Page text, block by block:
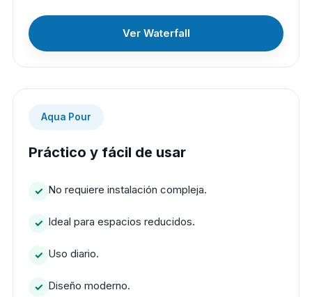
Ver Waterfall
Aqua Pour
Práctico y fácil de usar
No requiere instalación compleja.
Ideal para espacios reducidos.
Uso diario.
Diseño moderno.